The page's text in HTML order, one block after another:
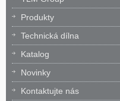
Produkty
Technická dílna
Katalog
Novinky
Kontaktujte nás